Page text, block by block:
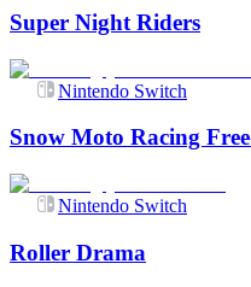
Super Night Riders
Nintendo Switch
Snow Moto Racing
Nintendo Switch
Roller Drama